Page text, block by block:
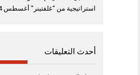
استراتيجية من “غلفتينر” أغسطس 4, 2026
أحدث التعليقات